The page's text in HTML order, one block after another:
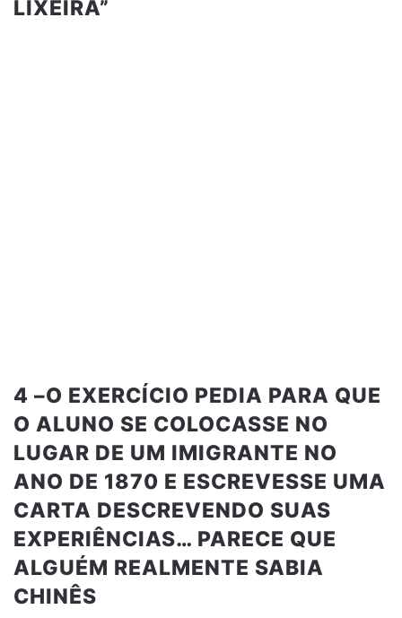
LIXEIRA”
4 –O EXERCÍCIO PEDIA PARA QUE
O ALUNO SE COLOCASSE NO
LUGAR DE UM IMIGRANTE NO
ANO DE 1870 E ESCREVESSE UMA
CARTA DESCREVENDO SUAS
EXPERIÊNCIAS… PARECE QUE
ALGUÉM REALMENTE SABIA
CHINÊS